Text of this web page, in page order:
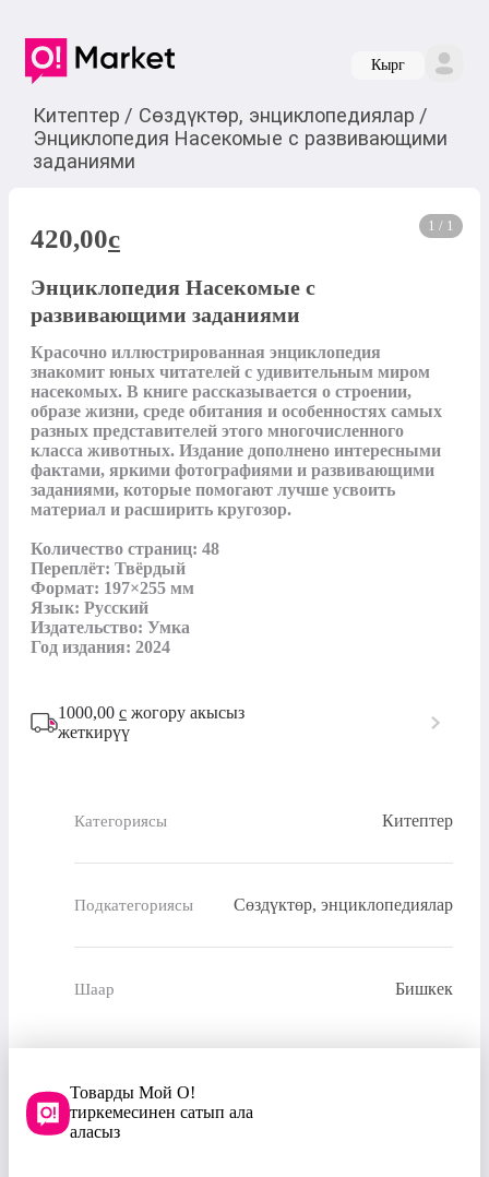
Кырг
Китептер / Сөздүктөр, энциклопедиялар /
Энциклопедия Насекомые с развивающими
заданиями
1 / 1
420,00c
Энциклопедия Насекомые с
развивающими заданиями
Красочно иллюстрированная энциклопедия
знакомит юных читателей с удивительным миром
насекомых. В книге рассказывается о строении,
образе жизни, среде обитания и особенностях самых
разных представителей этого многочисленного
класса животных. Издание дополнено интересными
фактами, яркими фотографиями и развивающими
заданиями, которые помогают лучше усвоить
материал и расширить кругозор.
Количество страниц: 48
Переплёт: Твёрдый
Формат: 197×255 мм
Язык: Русский
Издательство: Умка
Год издания: 2024
1000,00 с жогору акысыз
жеткирүү
Категориясы Китептер
Подкатегориясы Сөздүктөр, энциклопедиялар
Шаар Бишкек
Товарды Мой О!
тиркемесинен сатып ала
аласыз